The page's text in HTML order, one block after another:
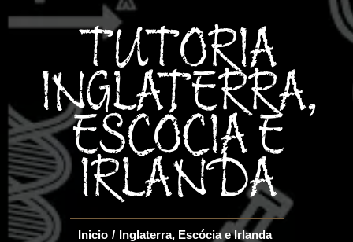
ROTEIROS
Language
TUTORIA
INGLATERRA,
ESCÓCIA E
IRLANDA
Inicio / Inglaterra, Escócia e Irlanda